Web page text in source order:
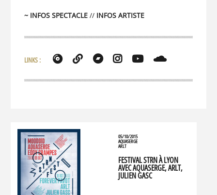
~ INFOS SPECTACLE// INFOS ARTISTE
LINKS :
05/10/2015
AQUASERGE
ARLT
FESTIVAL STRN À LYON
AVEC AQUASERGE, ARLT,
JULIEN GASC